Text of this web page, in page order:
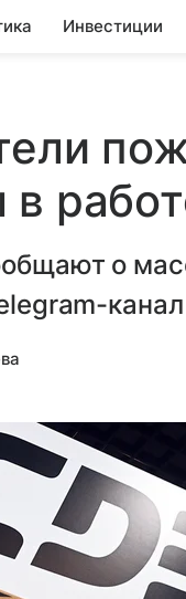
Инвестиции
в
о